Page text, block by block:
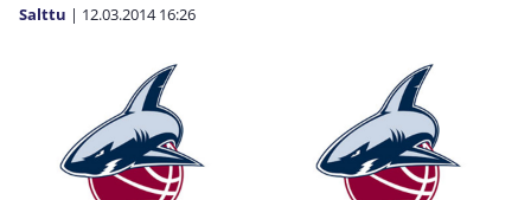
Salttu | 12.03.2014 16:26